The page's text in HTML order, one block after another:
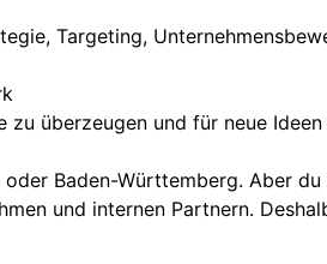
Targeting,
überzeugen und für neue
Baden-Württemberg. Aber
und internen Partnern.